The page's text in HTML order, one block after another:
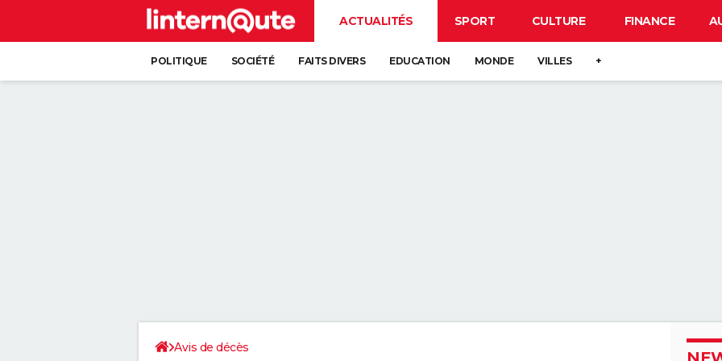
ACTUALITÉS SPORT CULTURE FINANCE
POLITIQUE SOCIÉTÉ FAITS DIVERS EDUCATION MONDE VILLES +
Avis de décès